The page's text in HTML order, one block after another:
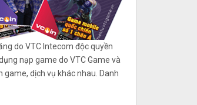
do VTC Intecom độc quyền
nạp game do VTC Game và
game, dịch vụ khác nhau. Danh